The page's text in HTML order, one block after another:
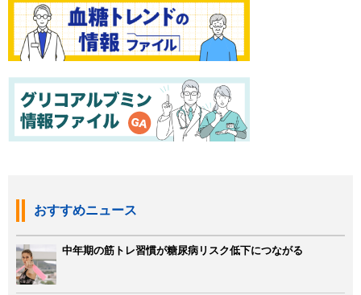
おすすめニュース
中年期の筋トレ習慣が糖尿病リスク低下につながる